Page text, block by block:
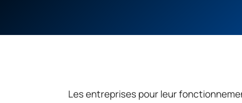
Les entreprises pour leur